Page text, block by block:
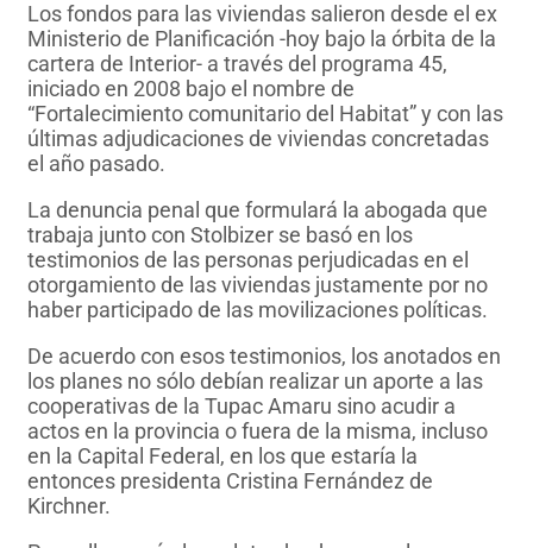
Los fondos para las viviendas salieron desde el ex
Ministerio de Planificación -hoy bajo la órbita de la
cartera de Interior- a través del programa 45,
iniciado en 2008 bajo el nombre de
“Fortalecimiento comunitario del Habitat” y con las
últimas adjudicaciones de viviendas concretadas
el año pasado.
La denuncia penal que formulará la abogada que
trabaja junto con Stolbizer se basó en los
testimonios de las personas perjudicadas en el
otorgamiento de las viviendas justamente por no
haber participado de las movilizaciones políticas.
De acuerdo con esos testimonios, los anotados en
los planes no sólo debían realizar un aporte a las
cooperativas de la Tupac Amaru sino acudir a
actos en la provincia o fuera de la misma, incluso
en la Capital Federal, en los que estaría la
entonces presidenta Cristina Fernández de
Kirchner.